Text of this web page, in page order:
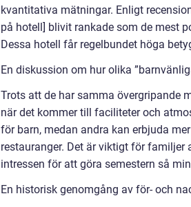
kvantitativa mätningar. Enligt
på hotell] blivit rankade som de mest
Dessa hotell får regelbundet höga
En diskussion om hur olika
Trots att de har samma övergripande
när det kommer till faciliteter och
för barn, medan andra kan erbjuda
restauranger. Det är viktigt för
intressen för att göra semestern så
En historisk genomgång av för- och